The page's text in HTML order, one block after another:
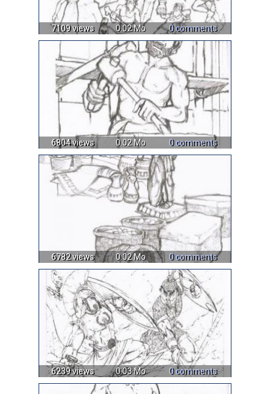
7109 views 0.02 Mo 0 comments
6804 views 0.02 Mo 0 comments
6782 views 0.02 Mo 0 comments
6239 views 0.03 Mo 0 comments